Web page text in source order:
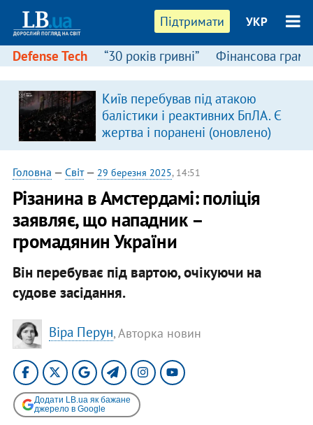
Підтримати УКР
Defense Tech “30 років гривні” Фінансова
Київ перебував під атакою
балістики і реактивних БпЛА. Є
жертва і поранені (оновлено)
Головна — Світ— 29 березня 2025, 14:51
Різанина в Амстердамі: поліція
заявляє, що нападник –
громадянин України
Він перебуває під вартою, очікуючи на
судове засідання.
Віра Перун, Авторка новин
Додати LB.ua як бажане
джерело в Google